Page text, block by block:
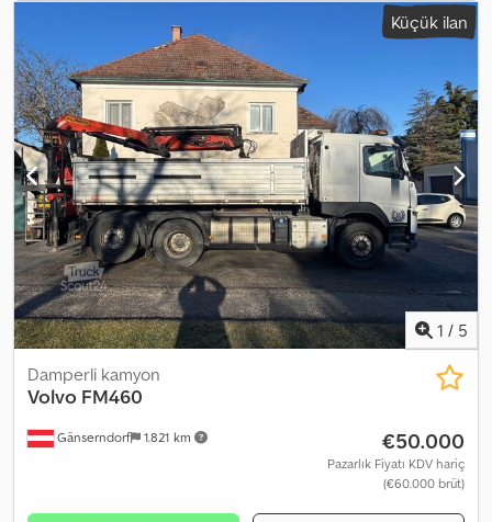
Küçük ilan
1 / 5
Gänserndorf 1.821 km
Damperli kamyon
Volvo FM460
€50.000
Pazarlık Fiyatı KDV hariç
(€60.000 brüt)